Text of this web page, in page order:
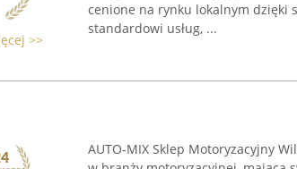
>>
cenione na rynku lokalnym dzięki
standardowi usług, ...
AUTO-MIX Sklep Motoryzacyjny